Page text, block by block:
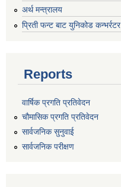
अर्थ मन्त्रालय
प्रिती फन्ट बाट युनिकोड कन्भर्रटर
Reports
वार्षिक प्रगति प्रतिवेदन
चौमासिक प्रगति प्रतिवेदन
सार्वजनिक सुनुवाई
सार्वजनिक परीक्षण